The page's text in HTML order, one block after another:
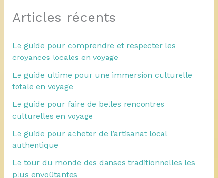
Articles récents
Le guide pour comprendre et respecter les
croyances locales en voyage
Le guide ultime pour une immersion culturelle
totale en voyage
Le guide pour faire de belles rencontres
culturelles en voyage
Le guide pour acheter de l’artisanat local
authentique
Le tour du monde des danses traditionnelles les
plus envoûtantes